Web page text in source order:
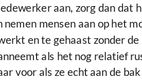
aan, zorg dan dat
nemen mensen aan op het
en te gehaast zonder
als het nog relatief
voor als ze echt aan de